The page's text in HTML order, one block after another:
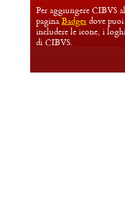
Per aggiungere CIBVS
pagina Badges dove
includere le icone, i
di CIBVS.